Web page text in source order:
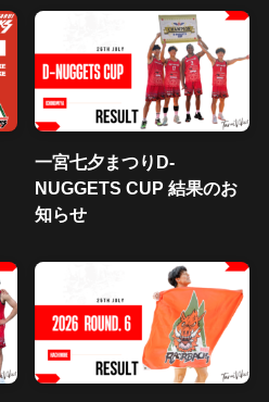
一宮七夕まつりD-
NUGGETS CUP 結果のお
知らせ